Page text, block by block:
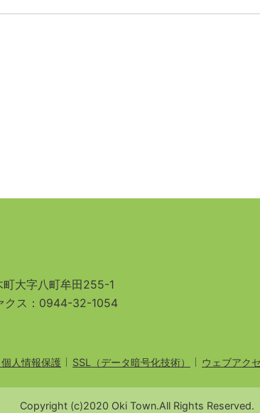
大字八町牟田255-1
クス：0944-32-1054
人情報保護 SSL（データ暗号化技術） ウェブアク
Copyright (c)2020 Oki Town.All Rights Reserved.